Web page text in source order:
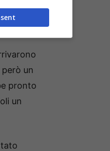
un
pronto
un